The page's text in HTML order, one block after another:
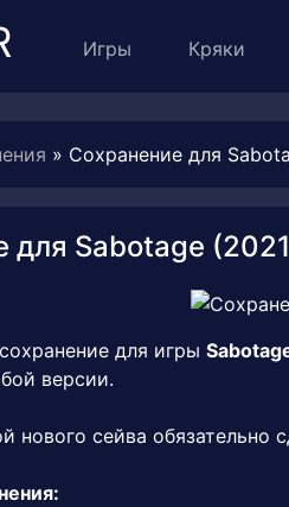
Игры Кряки
» Сохранение для
для Sabotage
для игры
версии.
нового сейва обязательно